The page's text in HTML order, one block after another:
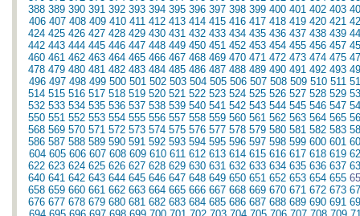
388 389 390 391 392 393 394 395 396 397 398 399 400 401 402 403
406 407 408 409 410 411 412 413 414 415 416 417 418 419 420 421
424 425 426 427 428 429 430 431 432 433 434 435 436 437 438 439
442 443 444 445 446 447 448 449 450 451 452 453 454 455 456 457
460 461 462 463 464 465 466 467 468 469 470 471 472 473 474 475
478 479 480 481 482 483 484 485 486 487 488 489 490 491 492 493
496 497 498 499 500 501 502 503 504 505 506 507 508 509 510 511
514 515 516 517 518 519 520 521 522 523 524 525 526 527 528 529
532 533 534 535 536 537 538 539 540 541 542 543 544 545 546 547
550 551 552 553 554 555 556 557 558 559 560 561 562 563 564 565
568 569 570 571 572 573 574 575 576 577 578 579 580 581 582 583
586 587 588 589 590 591 592 593 594 595 596 597 598 599 600 601
604 605 606 607 608 609 610 611 612 613 614 615 616 617 618 619
622 623 624 625 626 627 628 629 630 631 632 633 634 635 636 637
640 641 642 643 644 645 646 647 648 649 650 651 652 653 654 655
658 659 660 661 662 663 664 665 666 667 668 669 670 671 672 673
676 677 678 679 680 681 682 683 684 685 686 687 688 689 690 691